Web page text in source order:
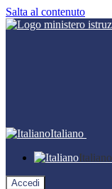
Salta al contenuto
Italiano
Italiano
Accedi